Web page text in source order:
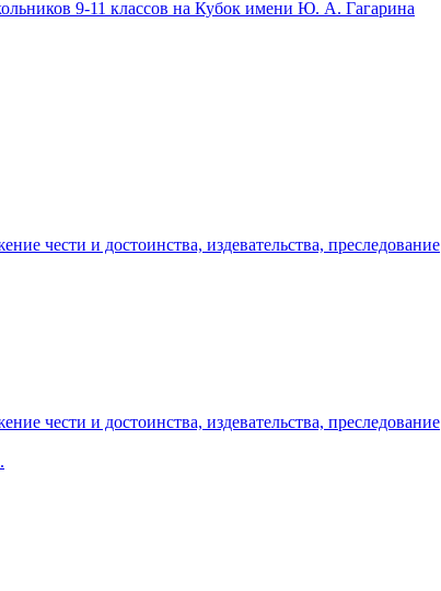
9-11 классов на Кубок имени Ю. А. Гагарина
чести и достоинства, издевательства, преследование
чести и достоинства, издевательства, преследование